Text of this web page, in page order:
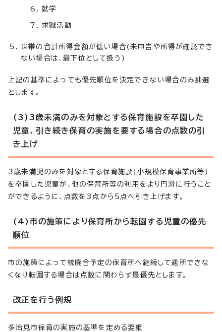
就学
求職活動
世帯の合計所得金額が低い場合(未申告や所得が確認でき
ない場合は、最下位として扱う)
上記の基準によっても優先順位を決定できない場合のみ抽選
とします。
(3)3歳未満のみを対象とする保育施設を卒園した
児童、引き続き保育の実施を要する場合の点数の引
き上げ
3歳未満児のみを対象とする保育施設(小規模保育事業所等)
を卒園した児童が、他の保育所等の利用をより円滑に行うこと
ができるように、点数を3点から5点へ引き上げます。
(4)市の施策により保育所から転園する児童の優先
順位
市の施策によって統廃合予定の保育所へ継続して通所できな
くなり転園する場合は点数に関わらず最優先とします。
改正を行う例規
多治見市保育の実施の基準を定める要綱